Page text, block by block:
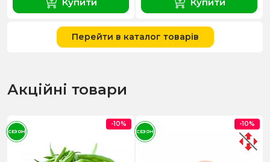
Купити Купити
Перейти в каталог товарів
Акційні товари
-10%
СЕЗОН
-10%
СЕЗОН